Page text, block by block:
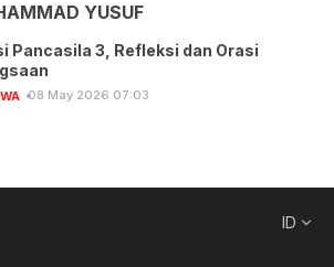
YUSUF
Pancasila 3, Refleksi dan Orasi
08 May 2026 07:03
ID